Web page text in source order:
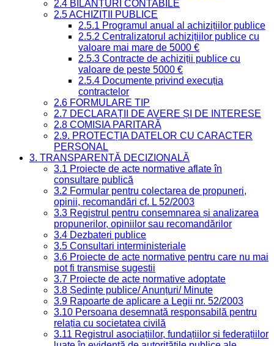
2.4 BILANȚURI CONTABILE
2.5 ACHIZIȚII PUBLICE
2.5.1 Programul anual al achizițiilor publice
2.5.2 Centralizatorul achizițiilor publice cu
valoare mai mare de 5000 €
2.5.3 Contracte de achiziții publice cu
valoare de peste 5000 €
2.5.4 Documente privind execuția
contractelor
2.6 FORMULARE TIP
2.7 DECLARAȚII DE AVERE ȘI DE INTERESE
2.8 COMISIA PARITARĂ
2.9. PROTECȚIA DATELOR CU CARACTER
PERSONAL
3. TRANSPARENȚĂ DECIZIONALĂ
3.1 Proiecte de acte normative aflate în
consultare publică
3.2 Formular pentru colectarea de propuneri,
opinii, recomandări cf. L 52/2003
3.3 Registrul pentru consemnarea și analizarea
propunerilor, opiniilor sau recomandărilor
3.4 Dezbateri publice
3.5 Consultari interministeriale
3.6 Proiecte de acte normative pentru care nu mai
pot fi transmise sugestii
3.7 Proiecte de acte normative adoptate
3.8 Ședințe publice/ Anunțuri/ Minute
3.9 Rapoarte de aplicare a Legii nr. 52/2003
3.10 Persoana desemnată responsabilă pentru
relația cu societatea civilă
3.11 Registrul asociațiilor, fundațiilor și federațiilor